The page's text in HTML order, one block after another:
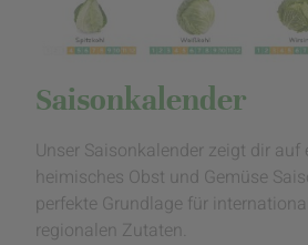
Saisonkalender
Unser Saisonkalender zeigt dir auf
heimisches Obst und Gemüse
perfekte Grundlage für
regionalen Zutaten.